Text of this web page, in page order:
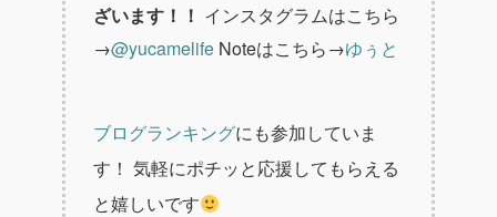
ざいます！！ インスタグラムはこちら
→@yucamelife Noteはこちら→ゆぅと
ブログランキングにも参加していま
す！ 気軽にポチッと応援してもらえる
と嬉しいです